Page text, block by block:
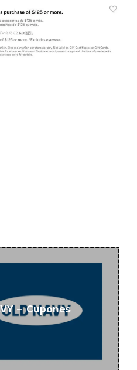
– Cupones